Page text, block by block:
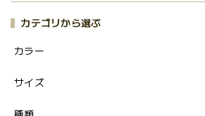
カテゴリから選ぶ
カラー
サイズ